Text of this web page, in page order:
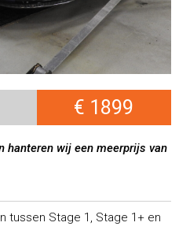
€ 1899
hanteren wij een meerprijs van
tussen Stage 1, Stage 1+ en